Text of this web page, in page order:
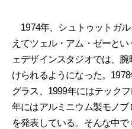
1974年、シュトゥットガ
えてツェル・アム・ゼーと
ェデザインスタジオでは、
けられるようになった。
グラス、1999年にはテック
年にはアルミニウム製モノ
を発表している。そんな中